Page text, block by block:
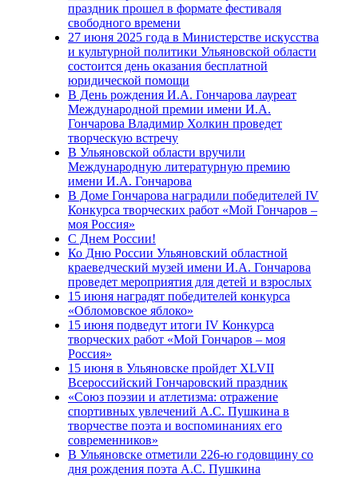
праздник прошел в формате фестиваля
свободного времени
27 июня 2025 года в Министерстве искусства
и культурной политики Ульяновской области
состоится день оказания бесплатной
юридической помощи
В День рождения И.А. Гончарова лауреат
Международной премии имени И.А.
Гончарова Владимир Холкин проведет
творческую встречу
В Ульяновской области вручили
Международную литературную премию
имени И.А. Гончарова
В Доме Гончарова наградили победителей IV
Конкурса творческих работ «Мой Гончаров –
моя Россия»
С Днем России!
Ко Дню России Ульяновский областной
краеведческий музей имени И.А. Гончарова
проведет мероприятия для детей и взрослых
15 июня наградят победителей конкурса
«Обломовское яблоко»
15 июня подведут итоги IV Конкурса
творческих работ «Мой Гончаров – моя
Россия»
15 июня в Ульяновске пройдет XLVII
Всероссийский Гончаровский праздник
«Союз поэзии и атлетизма: отражение
спортивных увлечений А.С. Пушкина в
творчестве поэта и воспоминаниях его
современников»
В Ульяновске отметили 226-ю годовщину со
дня рождения поэта А.С. Пушкина